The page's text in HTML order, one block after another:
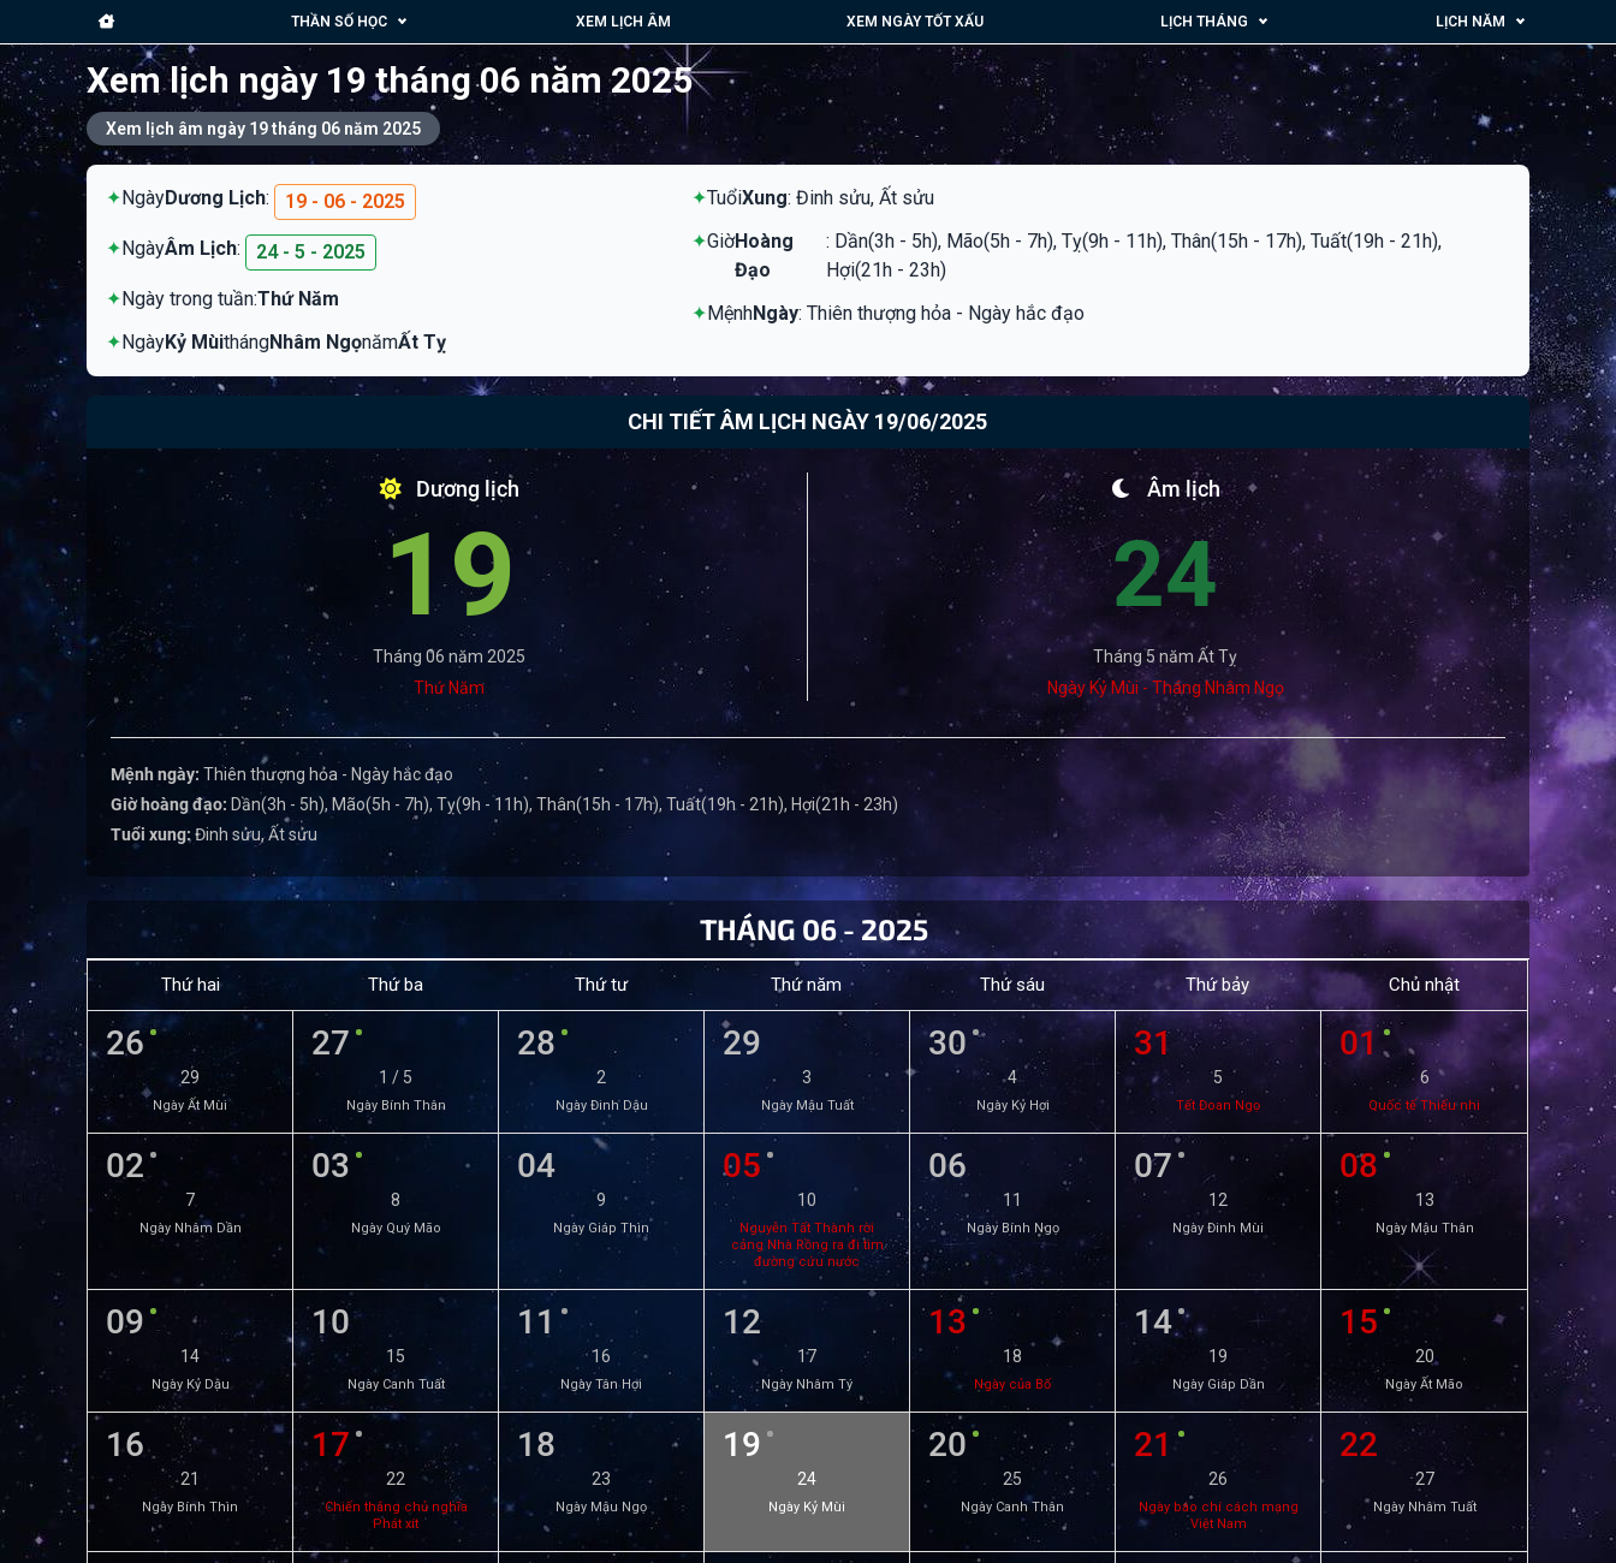
THẦN SỐ HỌC XEM LỊCH ÂM XEM NGÀY TỐT XẤU LỊCH THÁNG LỊCH NĂM
Xem lịch ngày 19 tháng 06 năm 2025
Xem lịch âm ngày 19 tháng 06 năm 2025
✦NgàyDương Lịch: 19 - 06 - 2025
✦NgàyÂm Lịch: 24 - 5 - 2025
✦Ngày trong tuần:Thứ Năm
✦NgàyKỷ MùithángNhâm NgọnămẤt Tỵ
✦TuổiXung: Đinh sửu, Ất sửu
✦GiờHoàng
Đạo
: Dần(3h - 5h), Mão(5h - 7h), Tỵ(9h - 11h), Thân(15h - 17h), Tuất(19h - 21h),
Hợi(21h - 23h)
✦MệnhNgày: Thiên thượng hỏa - Ngày hắc đạo
CHI TIẾT ÂM LỊCH NGÀY 19/06/2025
Dương lịch
19
Tháng 06 năm 2025
Thứ Năm
Âm lịch
24
Tháng 5 năm Ất Tỵ
Ngày Kỷ Mùi - Tháng Nhâm Ngọ
Mệnh ngày: Thiên thượng hỏa - Ngày hắc đạo
Giờ hoàng đạo: Dần(3h - 5h), Mão(5h - 7h), Tỵ(9h - 11h), Thân(15h - 17h), Tuất(19h - 21h), Hợi(21h - 23h)
Tuổi xung:Đinh sửu, Ất sửu
THÁNG 06 - 2025
Thứ hai Thứ ba Thứ tư Thứ năm Thứ sáu Thứ bảy Chủ nhật
26
29
Ngày Ất Mùi
27
1 / 5
Ngày Bính Thân
28
2
Ngày Đinh Dậu
29
3
Ngày Mậu Tuất
30
4
Ngày Kỷ Hợi
31
5
Tết Đoan Ngọ
01
6
Quốc tế Thiếu nhi
02
7
Ngày Nhâm Dần
03
8
Ngày Quý Mão
04
9
Ngày Giáp Thìn
05
10
Nguyễn Tất Thành rời
cảng Nhà Rồng ra đi tìm
đường cứu nước
06
11
Ngày Bính Ngọ
07
12
Ngày Đinh Mùi
08
13
Ngày Mậu Thân
09
14
Ngày Kỷ Dậu
10
15
Ngày Canh Tuất
11
16
Ngày Tân Hợi
12
17
Ngày Nhâm Tý
13
18
Ngày của Bố
14
19
Ngày Giáp Dần
15
20
Ngày Ất Mão
16
21
Ngày Bính Thìn
17
22
Chiến thắng chủ nghĩa
Phát xít
18
23
Ngày Mậu Ngọ
19
24
Ngày Kỷ Mùi
20
25
Ngày Canh Thân
21
26
Ngày báo chí cách mạng
Việt Nam
22
27
Ngày Nhâm Tuất